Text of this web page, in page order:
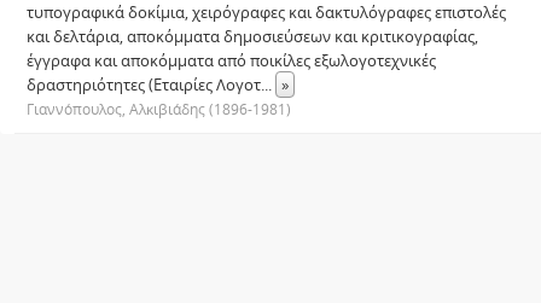
τυπογραφικά δοκίμια, χειρόγραφες και δακτυλόγραφες επιστολές
και δελτάρια, αποκόμματα δημοσιεύσεων και κριτικογραφίας,
έγγραφα και αποκόμματα από ποικίλες εξωλογοτεχνικές
δραστηριότητες (Εταιρίες Λογοτ... »
Γιαννόπουλος, Αλκιβιάδης (1896-1981)